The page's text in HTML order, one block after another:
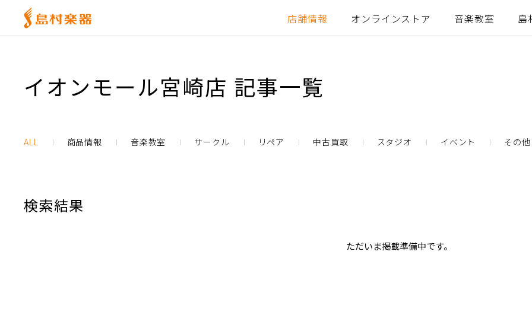
店舗情報 オンラインストア 音楽教室 島
イオンモール宮崎店 記事一覧
ALL 商品情報 音楽教室 サークル リペア 中古買取 スタジオ イベント その他
検索結果
ただいま掲載準備中です。